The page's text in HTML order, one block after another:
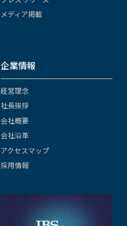
メディア掲載
企業情報
経営理念
社長挨拶
会社概要
会社沿革
アクセスマップ
採用情報